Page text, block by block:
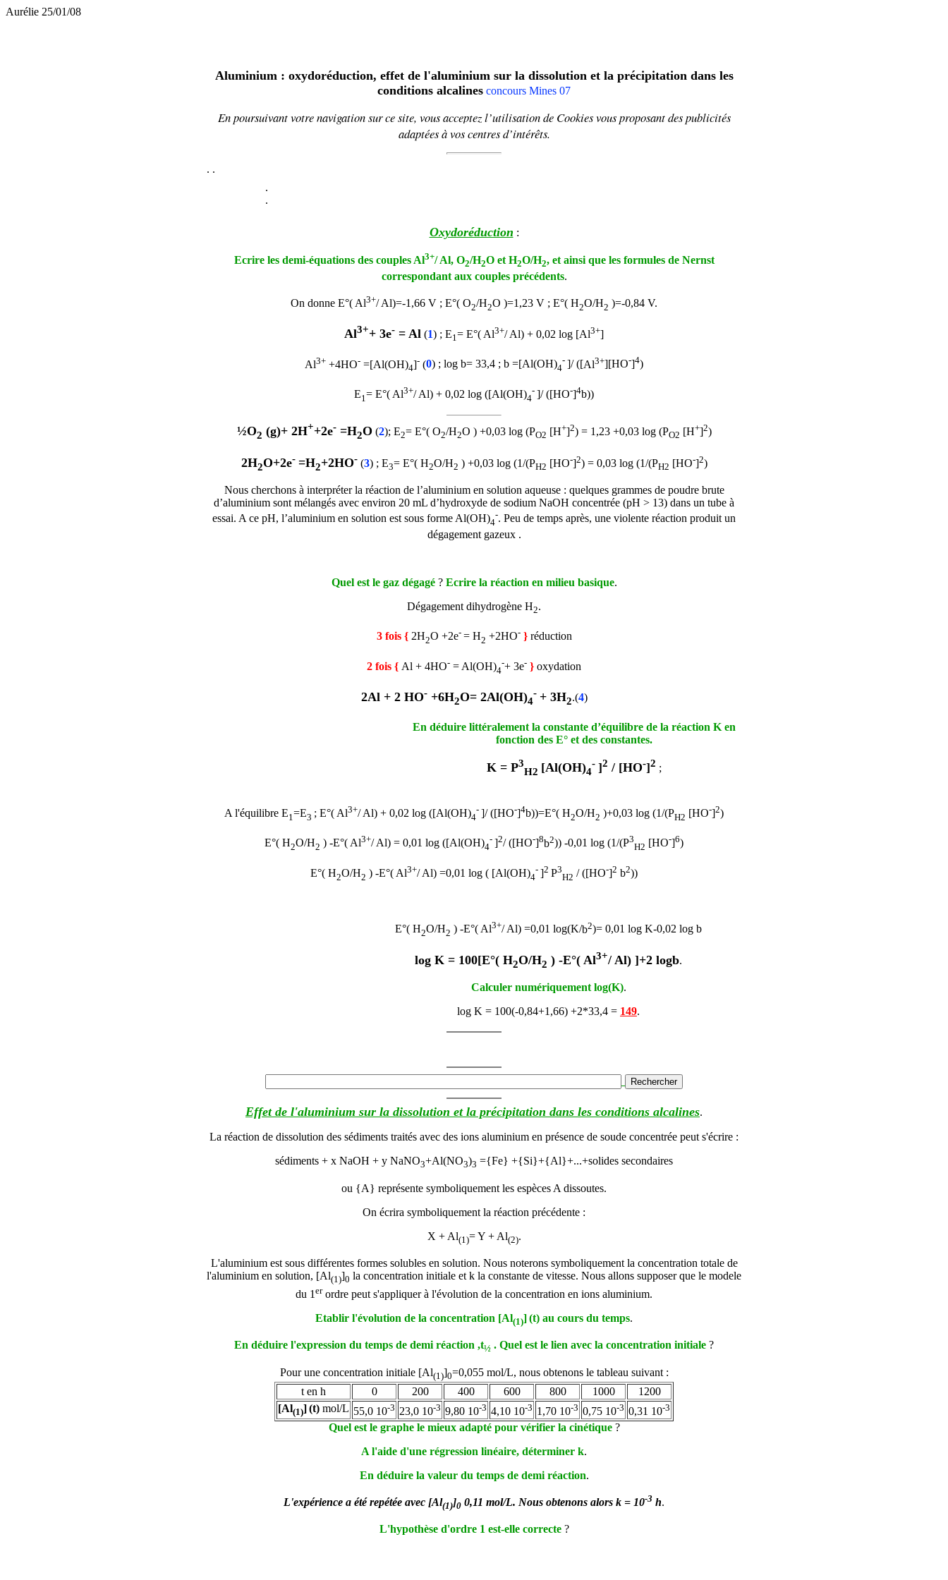
Aurélie 25/01/08
Aluminium : oxydoréduction, effet de l'aluminium sur la dissolution et la précipitation dans les
conditions alcalines concours Mines 07
En poursuivant votre navigation sur ce site, vous acceptez l’utilisation de Cookies vous proposant des publicités
adaptées à vos centres d’intérêts.
. .
.
.
Oxydoréduction :
Ecrire les demi-équations des couples Al3+/ Al, O2/H2O et H2O/H2, et ainsi que les formules de Nernst
correspondant aux couples précédents.
On donne E°( Al3+/ Al)=-1,66 V ; E°( O2/H2O )=1,23 V ; E°( H2O/H2 )=-0,84 V.
Al3++ 3e- = Al (1) ; E1= E°( Al3+/ Al) + 0,02 log [Al3+]
Al3+ +4HO- =[Al(OH)4]- (0) ; log b= 33,4 ; b =[Al(OH)4
- ]/ ([Al3+][HO-]4)
E1 = E°( Al3+/ Al) + 0,02 log ([Al(OH)4
- ]/ ([HO-]4b))
½O2 (g)+ 2H++2e-=H2O (2); E2= E°( O2/H2O ) +0,03 log (PO2 [H+]2) = 1,23 +0,03 log (PO2 [H+]2)
2H2O+2e- =H2+2HO-(3) ; E3= E°( H2O/H2 ) +0,03 log (1/(PH2 [HO-]2) = 0,03 log (1/(PH2 [HO-]2)
Nous cherchons à interpréter la réaction de l’aluminium en solution aqueuse : quelques grammes de poudre brute
d’aluminium sont mélangés avec environ 20 mL d’hydroxyde de sodium NaOH concentrée (pH > 13) dans un tube à
essai. A ce pH, l’aluminium en solution est sous forme Al(OH)4
-. Peu de temps après, une violente réaction produit un
dégagement gazeux .
Quel est le gaz dégagé? Ecrire la réaction en milieu basique.
Dégagement dihydrogène H2.
3 fois { 2H2O +2e- = H2 +2HO- } réduction
2 fois { Al + 4HO- = Al(OH)4
-+ 3e- } oxydation
2Al + 2 HO-+6H2O= 2Al(OH)4
- + 3H2.(4)
En déduire littéralement la constante d’équilibre de la réaction K en
fonction des E° et des constantes.
K = P3
H2 [Al(OH)4
- ]2 / [HO-]2 ;
A l'équilibre E1 =E3 ; E°( Al3+/ Al) + 0,02 log ([Al(OH)4
- ]/ ([HO-]4b))=E°( H2O/H2 )+0,03 log (1/(PH2 [HO-]2)
E°( H2O/H2 ) -E°( Al3+/ Al) = 0,01 log ([Al(OH)4
- ]2/ ([HO-]8b2)) -0,01 log (1/(P3
H2 [HO-]6)
E°( H2O/H2 ) -E°( Al3+/ Al) =0,01 log ( [Al(OH)4
- ]2 P3
H2 / ([HO-]2 b2))
E°( H2O/H2 ) -E°( Al3+/ Al) =0,01 log(K/b2)= 0,01 log K-0,02 log b
log K = 100[E°( H2O/H2 ) -E°( Al3+/ Al) ]+2 logb.
Calculer numériquement log(K).
log K = 100(-0,84+1,66) +2*33,4 = 149.
Effet de l'aluminium sur la dissolution et la précipitation dans les conditions alcalines.
La réaction de dissolution des sédiments traités avec des ions aluminium en présence de soude concentrée peut s'écrire :
sédiments + x NaOH + y NaNO3+Al(NO3)3 ={Fe} +{Si}+{Al}+...+solides secondaires
ou {A} représente symboliquement les espèces A dissoutes.
On écrira symboliquement la réaction précédente :
X + Al(1)= Y + Al(2).
L'aluminium est sous différentes formes solubles en solution. Nous noterons symboliquement la concentration totale de
l'aluminium en solution, [Al(1)]0 la concentration initiale et k la constante de vitesse. Nous allons supposer que le modele
du 1 erordre peut s'appliquer à l'évolution de la concentration en ions aluminium.
Etablir l'évolution de la concentration [Al(1)](t) au cours du temps.
En déduire l'expression du temps de demi réaction ,t½ . Quel est le lien avec la concentration initiale ?
Pour une concentration initiale [Al(1)]0=0,055 mol/L, nous obtenons le tableau suivant :
t en h
0 200 400 600 800 1000
1200
[Al(1)](t) mol/L 55,0 10-3 23,0 10-3 9,80 10-3 4,10 10-3 1,70 10-3 0,75 10-3 0,31 10-3
Quel est le graphe le mieux adapté pour vérifier la cinétique ?
A l'aide d'une régression linéaire, déterminer k.
En déduire la valeur du temps de demi réaction.
L'expérience a été repétée avec [Al(1)]0 0,11 mol/L. Nous obtenons alors k = 10-3 h.
L'hypothèse d'ordre 1 est-elle correcte ?